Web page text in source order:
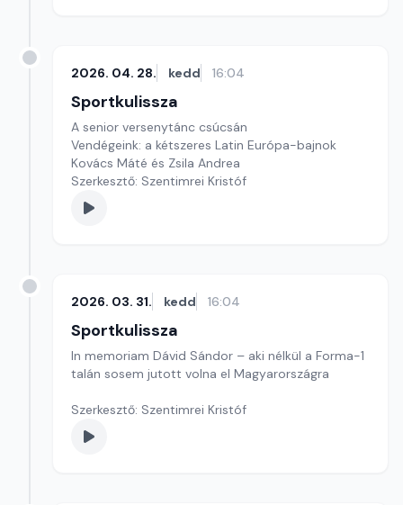
2026. 04. 28. kedd 16:04
Sportkulissza
A senior versenytánc csúcsán
Vendégeink: a kétszeres Latin Európa-bajnok
Kovács Máté és Zsila Andrea
Szerkesztő: Szentimrei Kristóf
2026. 03. 31. kedd 16:04
Sportkulissza
In memoriam Dávid Sándor – aki nélkül a Forma-1
talán sosem jutott volna el Magyarországra
Szerkesztő: Szentimrei Kristóf